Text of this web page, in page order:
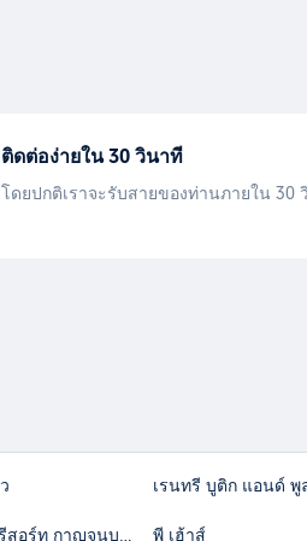
ติดต่อง่ายใน 30 วินาที
โดยปกติเราจะรับสายของท่านภายใน 30
เรนทรี บูติก แอนด์ พู
พี เฮ้าส์